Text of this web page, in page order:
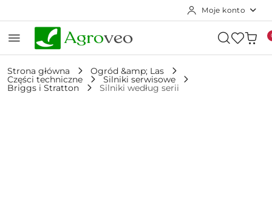
Moje konto
Strona główna Ogród &amp; Las
Części techniczne Silniki serwisowe
Briggs i Stratton Silniki według serii